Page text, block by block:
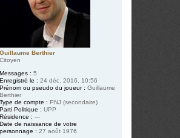
Guillaume Berthier
Citoyen
Messages : 5
Enregistré le : 24 déc. 2016, 10:56
Prénom ou pseudo du joueur : Guillaume
Berthier
Type de compte : PNJ (secondaire)
Parti Politique : UPP
Résidence : ---
Date de naissance de votre
personnage : 27 août 1976